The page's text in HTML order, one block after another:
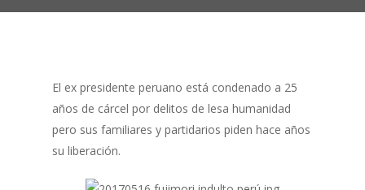
El ex presidente peruano está condenado a 25
años de cárcel por delitos de lesa humanidad
pero sus familiares y partidarios piden hace años
su liberación.